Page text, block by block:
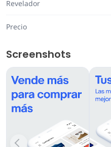
Revelador
Precio
Screenshots